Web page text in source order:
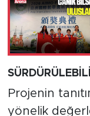
Projenin
yönelik